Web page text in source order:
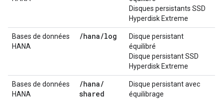
Disques persistants SSD
Hyperdisk Extreme
Bases de données
HANA
/hana/log
Disque persistant
équilibré
Disque persistant SSD
Hyperdisk Extreme
Bases de données
HANA
/hana/
shared
Disque persistant avec
équilibrage